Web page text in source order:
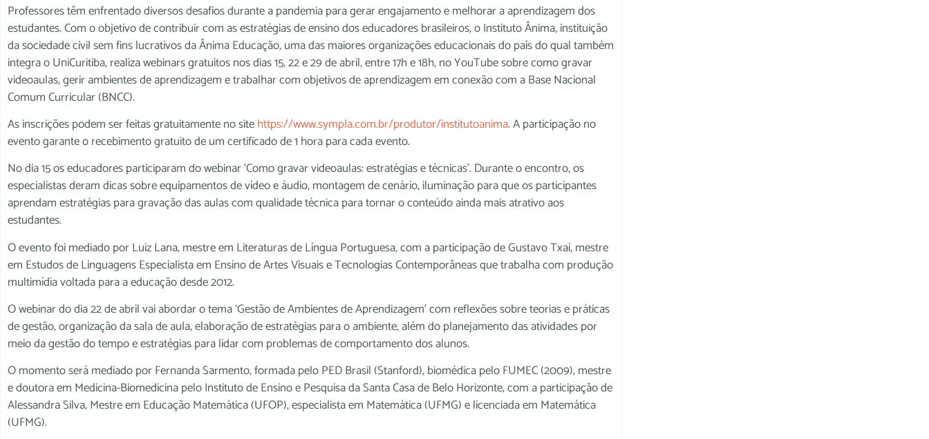
Professores têm enfrentado diversos desafios durante a pandemia para gerar engajamento e melhorar a aprendizagem dos
estudantes. Com o objetivo de contribuir com as estratégias de ensino dos educadores brasileiros, o Instituto Ânima, instituição
da sociedade civil sem fins lucrativos da Ânima Educação, uma das maiores organizações educacionais do país do qual também
integra o UniCuritiba, realiza webinars gratuitos nos dias 15, 22 e 29 de abril, entre 17h e 18h, no YouTube sobre como gravar
videoaulas, gerir ambientes de aprendizagem e trabalhar com objetivos de aprendizagem em conexão com a Base Nacional
Comum Curricular (BNCC).
As inscrições podem ser feitas gratuitamente no sitehttps://www.sympla.com.br/produtor/institutoanima. A participação no
evento garante o recebimento gratuito de um certificado de 1 hora para cada evento.
No dia 15 os educadores participaram do webinar ‘Como gravar videoaulas: estratégias e técnicas’. Durante o encontro, os
especialistas deram dicas sobre equipamentos de vídeo e áudio, montagem de cenário, iluminação para que os participantes
aprendam estratégias para gravação das aulas com qualidade técnica para tornar o conteúdo ainda mais atrativo aos
estudantes.
O evento foi mediado por Luiz Lana, mestre em Literaturas de Língua Portuguesa, com a participação de Gustavo Txai, mestre
em Estudos de Linguagens Especialista em Ensino de Artes Visuais e Tecnologias Contemporâneas que trabalha com produção
multimídia voltada para a educação desde 2012.
O webinar do dia 22 de abril vai abordar o tema ‘Gestão de Ambientes de Aprendizagem’ com reflexões sobre teorias e práticas
de gestão, organização da sala de aula, elaboração de estratégias para o ambiente, além do planejamento das atividades por
meio da gestão do tempo e estratégias para lidar com problemas de comportamento dos alunos.
O momento será mediado por Fernanda Sarmento, formada pelo PED Brasil (Stanford), biomédica pelo FUMEC (2009), mestre
e doutora em Medicina-Biomedicina pelo Instituto de Ensino e Pesquisa da Santa Casa de Belo Horizonte, com a participação de
Alessandra Silva, Mestre em Educação Matemática (UFOP), especialista em Matemática (UFMG) e licenciada em Matemática
(UFMG).